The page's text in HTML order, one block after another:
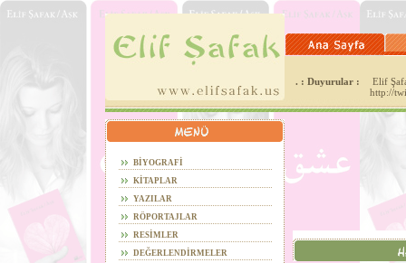
. : Duyurular :
Elif
http://
BİYOGRAFİ
KİTAPLAR
YAZILAR
RÖPORTAJLAR
RESİMLER
DEĞERLENDİRMELER